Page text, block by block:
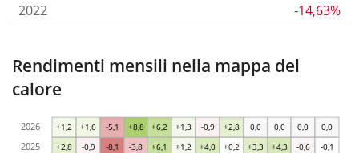
2022
-14,63%
Rendimenti mensili nella mappa del
calore
+2,8 -0,9 -8,1 -3,8 +6,1 +1,2 +4,0 +0,2 +3,3 +4,3 -0,6 -0,1
+1,2 +1,6 -5,1 +8,8 +6,2 +1,3 -0,9 +2,8 0,0 0,0 0,0 0,0
2025
2026